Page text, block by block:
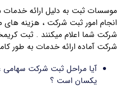
موسسات ثبت به دلیل ارائه خدمات
انجام امور ثبت شرکت ، هزینه های
شرکت شما اعلام میکنند . ثبت
شرکت آماده ارائه خدمات به طور
آیا مراحل ثبت شرکت
یکسان است ؟